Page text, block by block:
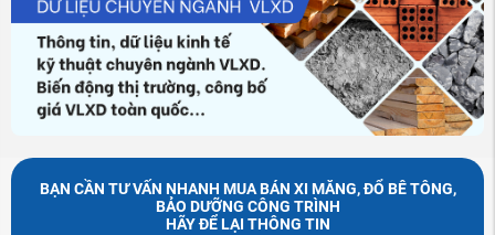
BẠN CẦN TƯ VẤN NHANH MUA BÁN XI MĂNG, ĐỔ BÊ TÔNG,
BẢO DƯỠNG CÔNG TRÌNH
HÃY ĐỂ LẠI THÔNG TIN